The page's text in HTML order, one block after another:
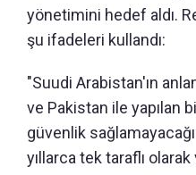
yönetimini hedef aldı.
şu ifadeleri kullandı:
"Suudi Arabistan'ın
ve Pakistan ile yapılan
güvenlik
yıllarca tek taraflı